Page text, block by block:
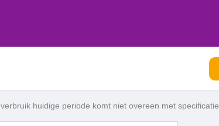
huidige periode komt niet overeen met specificatie